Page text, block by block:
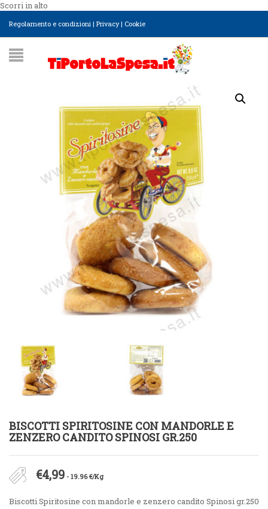
Scorri in alto
Regolamento e condizioni | Privacy| Cookie
BISCOTTI SPIRITOSINE CON MANDORLE E
ZENZERO CANDITO SPINOSI GR.250
€4,99 - 19.96 €/Kg
Biscotti Spiritosine con mandorle e zenzero candito Spinosi gr.250